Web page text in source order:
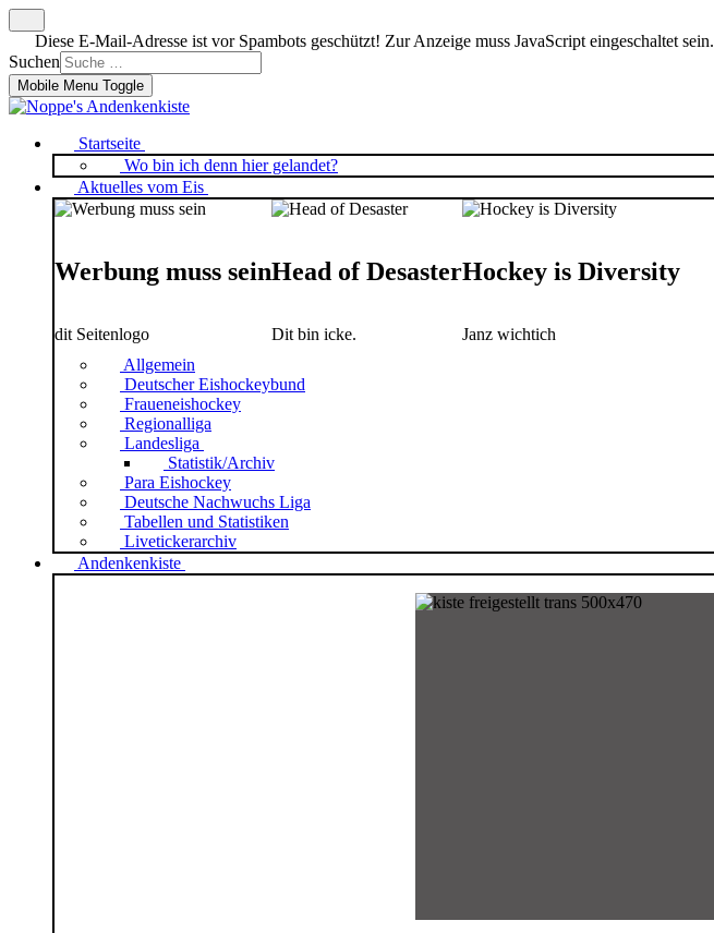
Diese E-Mail-Adresse ist vor Spambots geschützt! Zur Anzeige muss JavaScript eingeschaltet sein.
Suchen
Mobile Menu Toggle
Startseite
Wo bin ich denn hier gelandet?
Aktuelles vom Eis
Werbung muss sein
dit Seitenlogo
Head of Desaster
Dit bin icke.
Hockey is Diversity
Janz wichtich
Allgemein
Deutscher Eishockeybund
Fraueneishockey
Regionalliga
Landesliga
Statistik/Archiv
Para Eishockey
Deutsche Nachwuchs Liga
Tabellen und Statistiken
Livetickerarchiv
Andenkenkiste